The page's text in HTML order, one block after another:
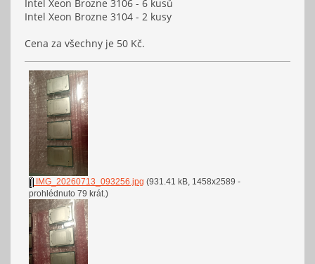
Intel Xeon Brozne 3106 - 6 kusů
Intel Xeon Brozne 3104 - 2 kusy
Cena za všechny je 50 Kč.
IMG_20260713_093256.jpg (931.41 kB, 1458x2589 -
prohlédnuto 79 krát.)